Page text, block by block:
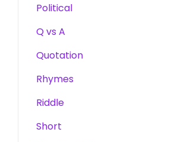
Political
Q vs A
Quotation
Rhymes
Riddle
Short